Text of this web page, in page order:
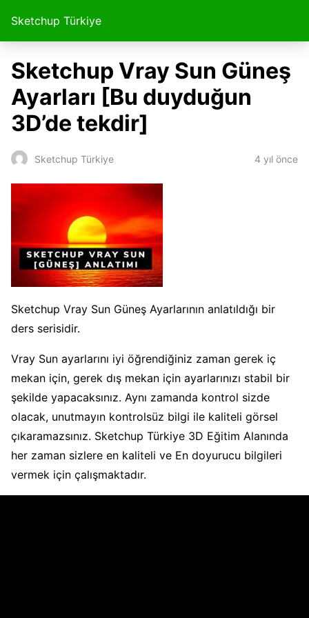
Sketchup Türkiye
Sketchup Vray Sun Güneş
Ayarları [Bu duyduğun
3D’de tekdir]
Sketchup Türkiye 4 yıl önce
Sketchup Vray Sun Güneş Ayarlarının anlatıldığı bir
ders serisidir.
Vray Sun ayarlarını iyi öğrendiğiniz zaman gerek iç
mekan için, gerek dış mekan için ayarlarınızı stabil bir
şekilde yapacaksınız. Aynı zamanda kontrol sizde
olacak, unutmayın kontrolsüz bilgi ile kaliteli görsel
çıkaramazsınız. Sketchup Türkiye 3D Eğitim Alanında
her zaman sizlere en kaliteli ve En doyurucu bilgileri
vermek için çalışmaktadır.